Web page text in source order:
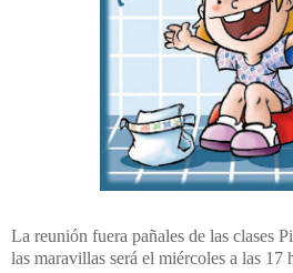
La reunión fuera pañales de las clases
las maravillas será el miércoles a las 17